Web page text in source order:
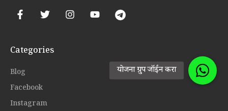
Categories
Blog
Facebook
Instagram